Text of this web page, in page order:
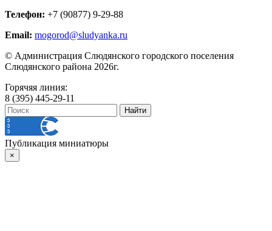
Телефон: +7 (90877) 9-29-88
Email: mogorod@sludyanka.ru
© Администрация Слюдянского городского поселения
Слюдянского района 2026г.
Горячяя линия:
8 (395) 445-29-11
Публикация миниатюры
×